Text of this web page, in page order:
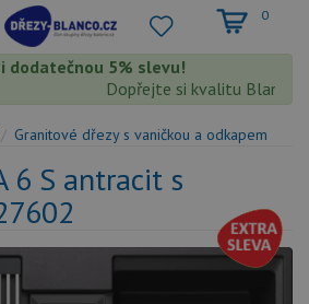
0
dodatečnou 5% slevu!
Dopřejte si kvalitu Blanco s
Granitové dřezy s vaničkou a odkapem
6 S antracit s